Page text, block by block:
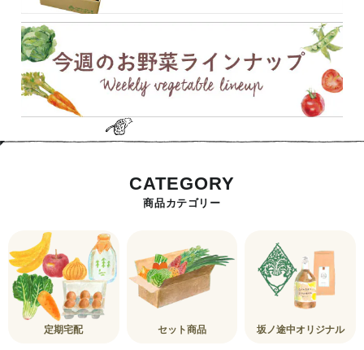
CATEGORY
商品カテゴリー
定期宅配 セット商品 坂ノ途中オリジナル